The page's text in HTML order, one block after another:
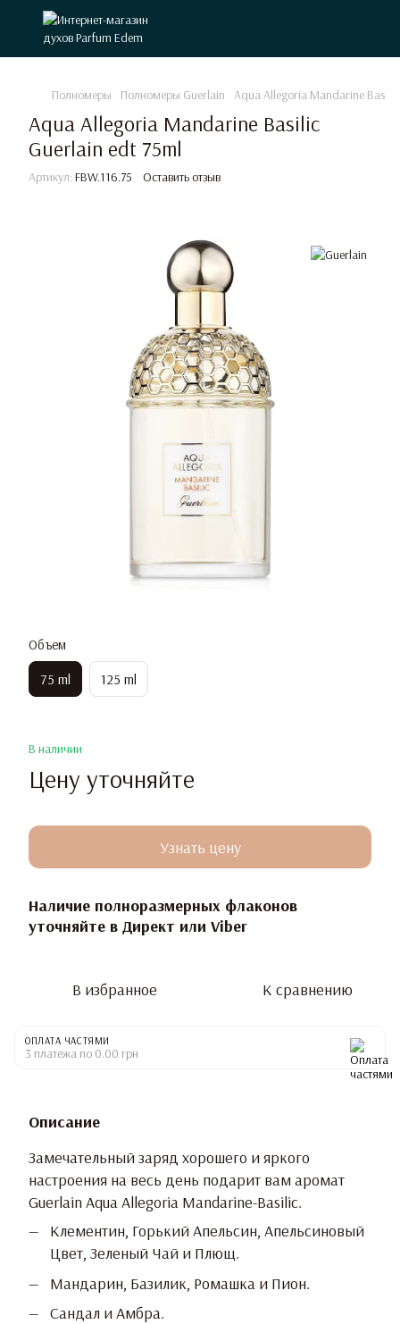
Полномеры Полномеры Guerlain Aqua Allegoria Mandarine
Aqua Allegoria Mandarine Basilic
Guerlain edt 75ml
Артикул: FBW.116.75 Оставить отзыв
Объем
75 ml 125 ml
В наличии
Цену уточняйте
Узнать цену
Наличие полноразмерных флаконов
уточняйте в Директ или Viber
В избранное К сравнению
ОПЛАТА ЧАСТЯМИ
3 платежа по 0.00 грн
Описание
Замечательный заряд хорошего и яркого
настроения на весь день подарит вам аромат
Guerlain Aqua Allegoria Mandarine-Basilic.
Клементин, Горький Апельсин, Апельсиновый
Цвет, Зеленый Чай и Плющ.
Мандарин, Базилик, Ромашка и Пион.
Сандал и Амбра.